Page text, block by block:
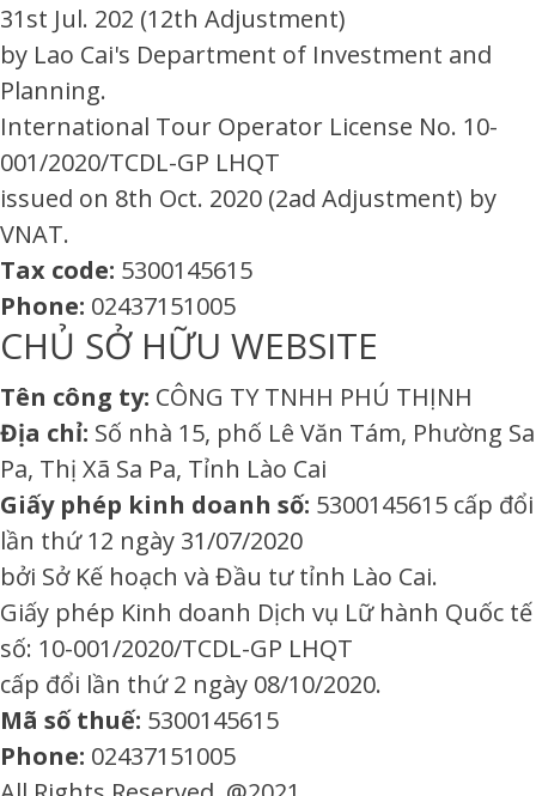
31st Jul. 202 (12th Adjustment)
by Lao Cai's Department of Investment and
Planning.
International Tour Operator License No. 10-
001/2020/TCDL-GP LHQT
issued on 8th Oct. 2020 (2ad Adjustment) by
VNAT.
Tax code: 5300145615
Phone: 02437151005
CHỦ SỞ HỮU WEBSITE
Tên công ty: CÔNG TY TNHH PHÚ THỊNH
Địa chỉ: Số nhà 15, phố Lê Văn Tám, Phường Sa
Pa, Thị Xã Sa Pa, Tỉnh Lào Cai
Giấy phép kinh doanh số: 5300145615 cấp đổi
lần thứ 12 ngày 31/07/2020
bởi Sở Kế hoạch và Đầu tư tỉnh Lào Cai.
Giấy phép Kinh doanh Dịch vụ Lữ hành Quốc tế
số: 10-001/2020/TCDL-GP LHQT
cấp đổi lần thứ 2 ngày 08/10/2020.
Mã số thuế: 5300145615
Phone: 02437151005